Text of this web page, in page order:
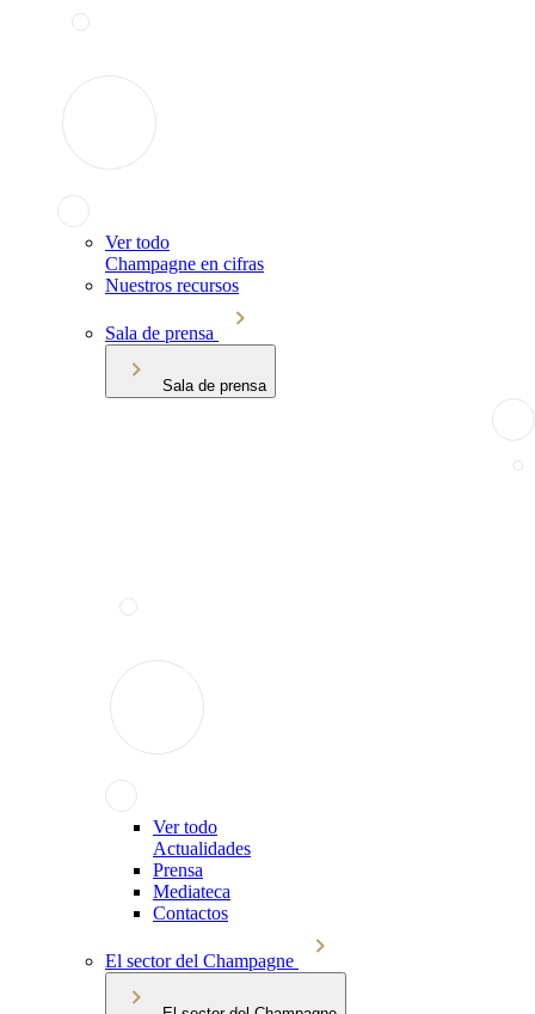
Ver todo
Champagne en cifras
Nuestros recursos
Sala de prensa
Sala de prensa
Ver todo
Actualidades
Prensa
Mediateca
Contactos
El sector del Champagne